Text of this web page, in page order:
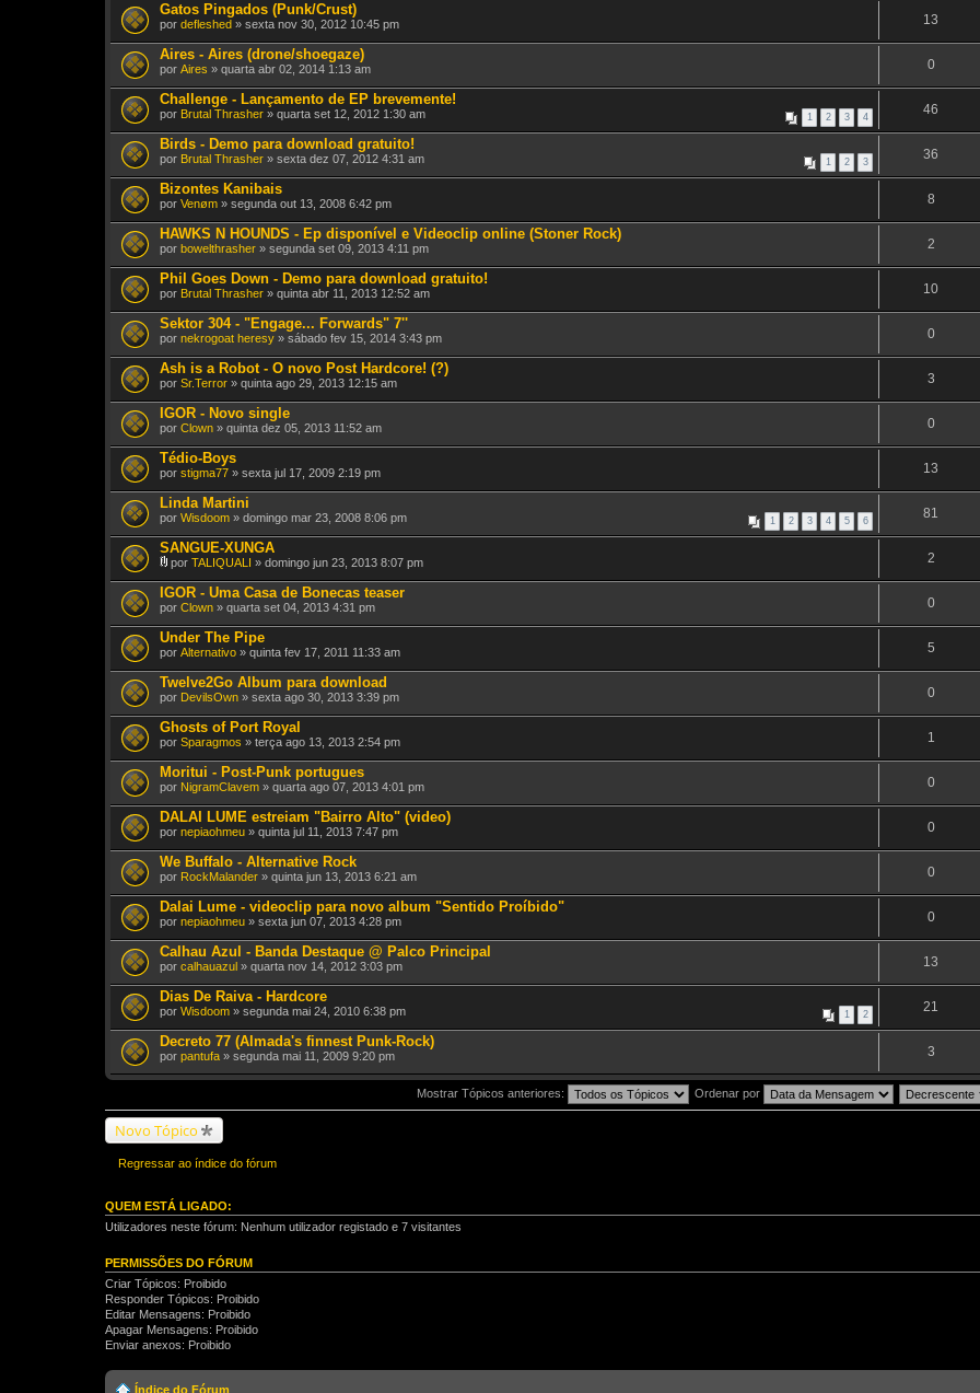
Gatos Pingados (Punk/Crust)
por defleshed » sexta nov 30, 2012 10:45 pm 13
Aires - Aires (drone/shoegaze)
por Aires » quarta abr 02, 2014 1:13 am 0
Challenge - Lançamento de EP brevemente!
1 2 3 4
por Brutal Thrasher » quarta set 12, 2012 1:30 am 46
Birds - Demo para download gratuito!
1 2 3
por Brutal Thrasher » sexta dez 07, 2012 4:31 am 36
Bizontes Kanibais
por Venøm » segunda out 13, 2008 6:42 pm 8
HAWKS N HOUNDS - Ep disponível e Videoclip online (Stoner Rock)
por bowelthrasher » segunda set 09, 2013 4:11 pm 2
Phil Goes Down - Demo para download gratuito!
por Brutal Thrasher » quinta abr 11, 2013 12:52 am 10
Sektor 304 - "Engage... Forwards" 7''
por nekrogoat heresy » sábado fev 15, 2014 3:43 pm 0
Ash is a Robot - O novo Post Hardcore! (?)
por Sr.Terror » quinta ago 29, 2013 12:15 am 3
IGOR - Novo single
por Clown » quinta dez 05, 2013 11:52 am 0
Tédio-Boys
por stigma77 » sexta jul 17, 2009 2:19 pm 13
Linda Martini
1 2 3 4 5 6
por Wisdoom » domingo mar 23, 2008 8:06 pm 81
SANGUE-XUNGA
A
n
e
x
o
(
s
por TALIQUALI » domingo jun 23, 2013 8:07 pm 2
IGOR - Uma Casa de Bonecas teaser
por Clown » quarta set 04, 2013 4:31 pm 0
Under The Pipe
por Alternativo » quinta fev 17, 2011 11:33 am 5
Twelve2Go Album para download
por DevilsOwn » sexta ago 30, 2013 3:39 pm 0
Ghosts of Port Royal
por Sparagmos » terça ago 13, 2013 2:54 pm 1
Moritui - Post-Punk portugues
por NigramClavem » quarta ago 07, 2013 4:01 pm 0
DALAI LUME estreiam "Bairro Alto" (video)
por nepiaohmeu » quinta jul 11, 2013 7:47 pm 0
We Buffalo - Alternative Rock
por RockMalander » quinta jun 13, 2013 6:21 am 0
Dalai Lume - videoclip para novo album "Sentido Proíbido"
por nepiaohmeu » sexta jun 07, 2013 4:28 pm 0
Calhau Azul - Banda Destaque @ Palco Principal
por calhauazul » quarta nov 14, 2012 3:03 pm 13
Dias De Raiva - Hardcore
1 2
por Wisdoom » segunda mai 24, 2010 6:38 pm 21
Decreto 77 (Almada's finnest Punk-Rock)
por pantufa » segunda mai 11, 2009 9:20 pm 3
Mostrar Tópicos anteriores: Ordenar por
Novo Tópico
Regressar ao índice do fórum
QUEM ESTÁ LIGADO:
Utilizadores neste fórum: Nenhum utilizador registado e 7 visitantes
PERMISSÕES DO FÓRUM
Criar Tópicos: Proibido
Responder Tópicos: Proibido
Editar Mensagens: Proibido
Apagar Mensagens: Proibido
Enviar anexos: Proibido
Índice do Fórum